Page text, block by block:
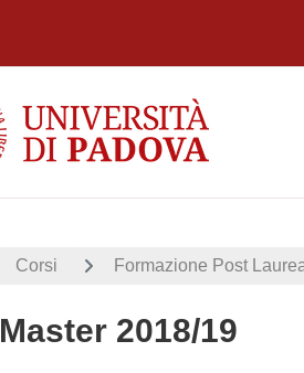
Corsi Formazione Post
Master 2018/19